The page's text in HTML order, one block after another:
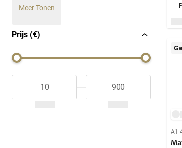
Meer Tonen
Prijs (€)
A1-